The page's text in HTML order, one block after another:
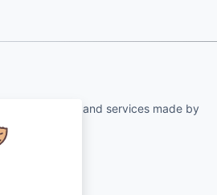
online tools and services made by